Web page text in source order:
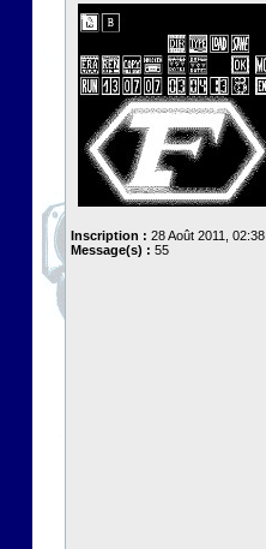
Inscription : 28 Août 2011, 02:38
Message(s) : 55